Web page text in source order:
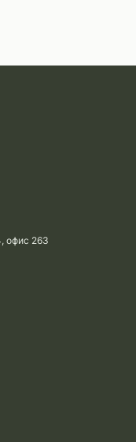
офис 263